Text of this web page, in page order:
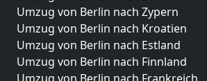
Umzug von Berlin nach Zypern
Umzug von Berlin nach Kroatien
Umzug von Berlin nach Estland
Umzug von Berlin nach Finnland